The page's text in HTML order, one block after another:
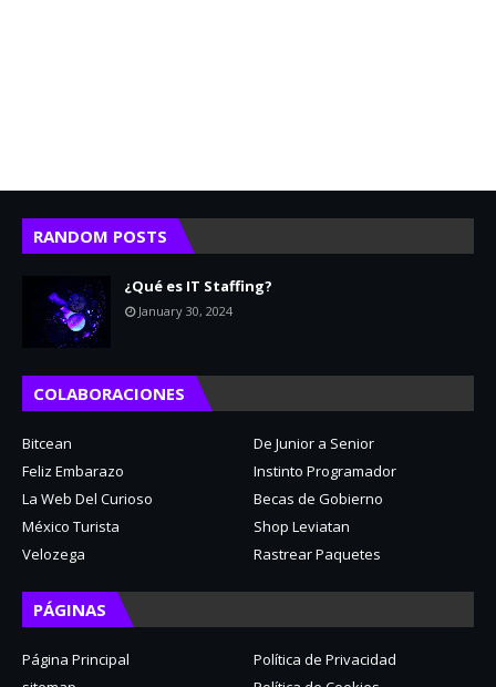
RANDOM POSTS
¿Qué es IT Staffing?
January 30, 2024
COLABORACIONES
Bitcean
De Junior a Senior
Feliz Embarazo
Instinto Programador
La Web Del Curioso
Becas de Gobierno
México Turista
Shop Leviatan
Velozega
Rastrear Paquetes
PÁGINAS
Página Principal
Política de Privacidad